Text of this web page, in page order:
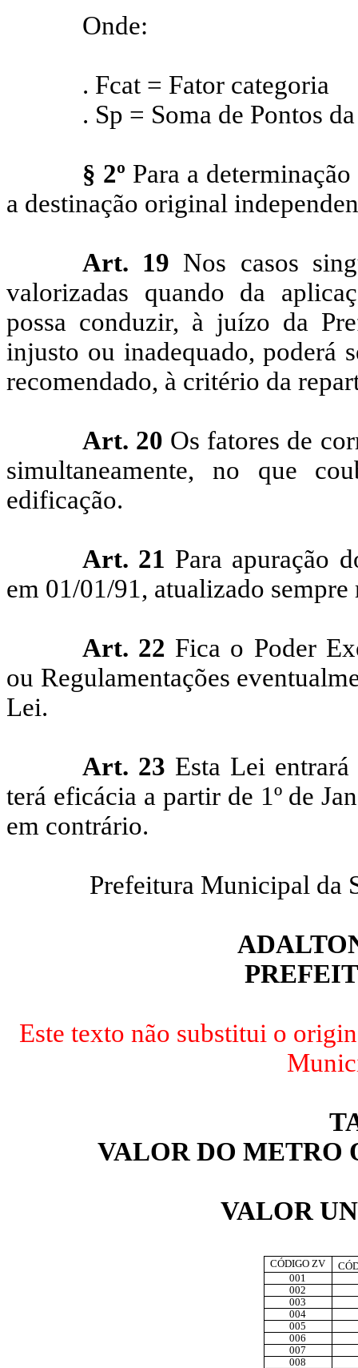
Onde:
. Fcat= Fator categoria
. Sp = Soma de Pontos
§ 2º Para a
a destinação original
Art. 19 Nos casos
valorizadas quando da
possa conduzir, à juízo da
injusto ou inadequado, poderá
recomendado, à critério da
Art. 20 Os fatores de
simultaneamente, no que
edificação.
Art. 21 Para apuração
em 01/01/91, atualizado sempre
Art. 22 Fica o Poder
ou Regulamentações
Lei.
Art. 23 Esta Lei
terá eficácia a partir de 1º de
em contrário.
Prefeitura Municipal da
Este texto não substitui o
VALOR DO METRO
VALOR
CÓDIGO ZV
001
002
003
004
005
006
007
008